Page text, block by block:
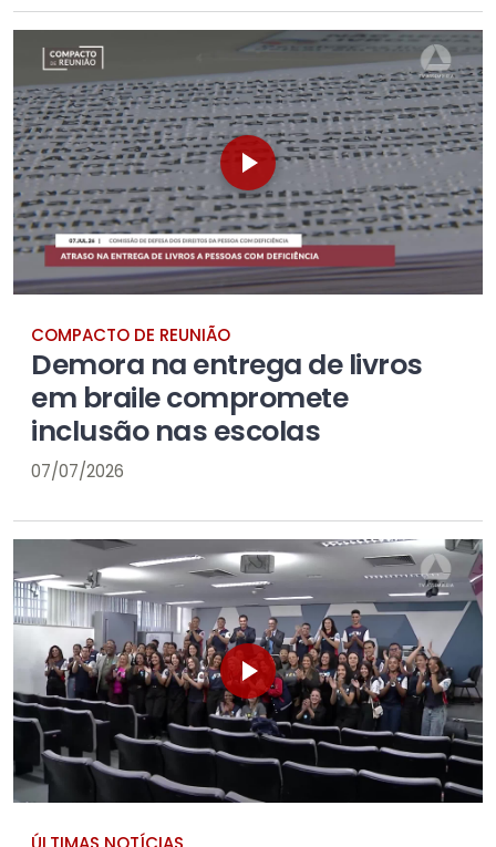
COMPACTO DE REUNIÃO
Demora na entrega de livros
em braile compromete
inclusão nas escolas
07/07/2026